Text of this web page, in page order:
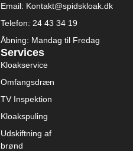
Email: Kontakt@spidskloak.dk
Telefon: 24 43 34 19
Åbning: Mandag til Fredag
Services
Kloakservice
Omfangsdræn
TV Inspektion
Kloakspuling
Udskiftning af
brønd